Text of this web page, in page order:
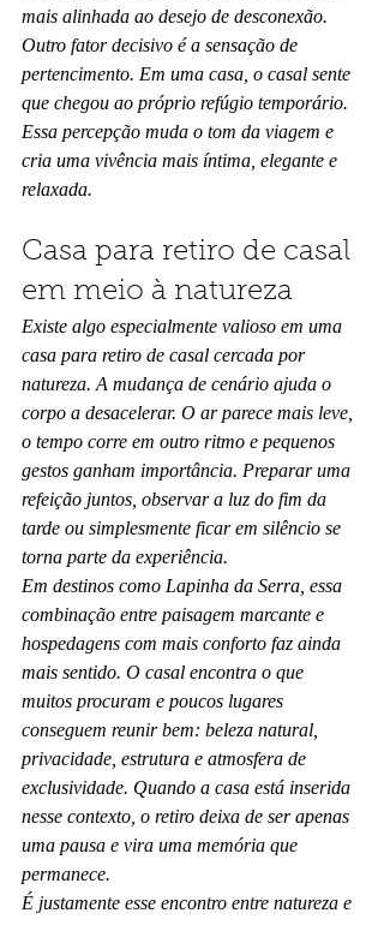
mais alinhada ao desejo de desconexão.
Outro fator decisivo é a sensação de
pertencimento. Em uma casa, o casal sente
que chegou ao próprio refúgio temporário.
Essa percepção muda o tom da viagem e
cria uma vivência mais íntima, elegante e
relaxada.
Casa para retiro de casal
em meio à natureza
Existe algo especialmente valioso em uma
casa para retiro de casal cercada por
natureza. A mudança de cenário ajuda o
corpo a desacelerar. O ar parece mais leve,
o tempo corre em outro ritmo e pequenos
gestos ganham importância. Preparar uma
refeição juntos, observar a luz do fim da
tarde ou simplesmente ficar em silêncio se
torna parte da experiência.
Em destinos como Lapinha da Serra, essa
combinação entre paisagem marcante e
hospedagens com mais conforto faz ainda
mais sentido. O casal encontra o que
muitos procuram e poucos lugares
conseguem reunir bem: beleza natural,
privacidade, estrutura e atmosfera de
exclusividade. Quando a casa está inserida
nesse contexto, o retiro deixa de ser apenas
uma pausa e vira uma memória que
permanece.
É justamente esse encontro entre natureza e